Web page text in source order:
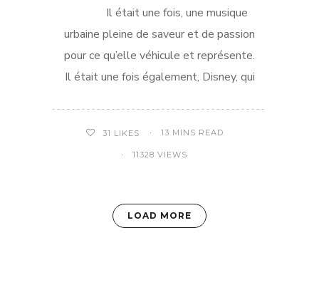
Il était une fois, une musique
urbaine pleine de saveur et de passion
pour ce qu’elle véhicule et représente.
Il était une fois également, Disney, qui
31 LIKES 13 MINS READ
11328 VIEWS
LOAD MORE